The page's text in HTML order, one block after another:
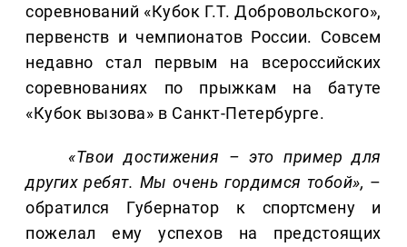
соревнований «Кубок Г.Т. Добровольского»,
первенств и чемпионатов России. Совсем
недавно стал первым на всероссийских
соревнованиях по прыжкам на батуте
«Кубок вызова» в Санкт-Петербурге.
«Твои достижения – это пример для
других ребят. Мы очень гордимся тобой», –
обратился Губернатор к спортсмену и
пожелал ему успехов на предстоящих